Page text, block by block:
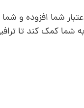
شما افزوده و
شما کمک کند تا